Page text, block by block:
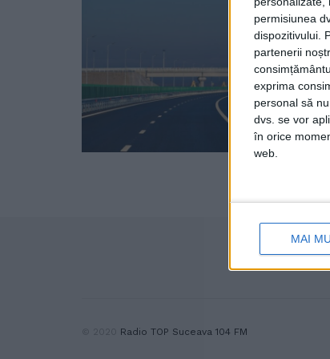
permisiunea
dispozitivului.
partenerii
exprima
personal să
dvs. se vor
în orice
web.
MAI
Radio TOP Suceava 104 FM